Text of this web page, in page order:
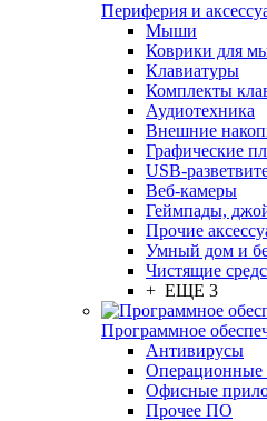
Периферия и
Мыши
Коврики для
Клавиатуры
Комплекты
Аудиотехника
Внешние
Графические
USB-
Веб-камеры
Геймпады,
Прочие
Умный дом и
Чистящие
+ ЕЩЕ 3
Программное
Антивирусы
Операционные
Офисные
Прочее ПО